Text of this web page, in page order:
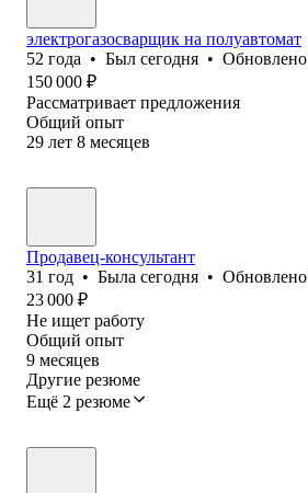
электрогазосварщик на полуавтомат
52 года • Был сегодня • Обновлено
150 000 ₽
Рассматривает предложения
Общий опыт
29 лет 8 месяцев
Продавец-консультант
31 год • Была сегодня • Обновлено
23 000 ₽
Не ищет работу
Общий опыт
9 месяцев
Другие резюме
Ещё 2 резюме